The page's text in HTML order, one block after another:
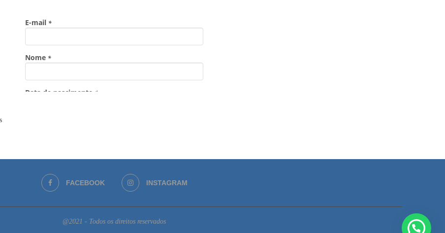
FACEBOOK INSTAGRAM
@2021 - Todos os direitos reservados